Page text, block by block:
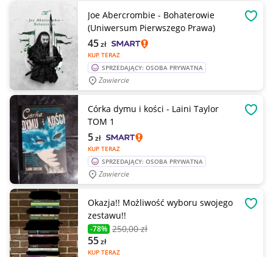
Joe Abercrombie - Bohaterowie
(Uniwersum Pierwszego Prawa)
KUP TERAZ
45zł
SPRZEDAJĄCY: OSOBA PRYWATNA
Zawiercie
Córka dymu i kości - Laini Taylor
TOM 1
KUP TERAZ
5zł
SPRZEDAJĄCY: OSOBA PRYWATNA
Zawiercie
Okazja!! Możliwość wyboru swojego
zestawu!!
-78% 250,00 zł
KUP TERAZ
55zł